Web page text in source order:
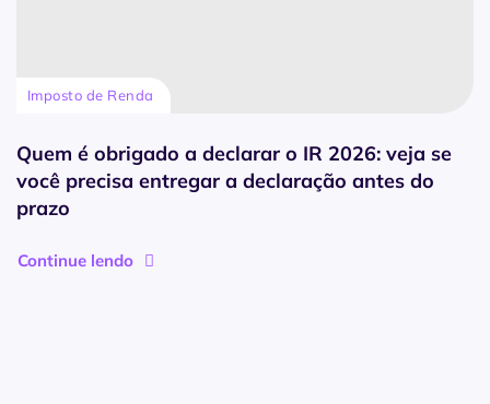
Imposto de Renda
Quem é obrigado a declarar o IR 2026: veja se
você precisa entregar a declaração antes do
prazo
Continue lendo